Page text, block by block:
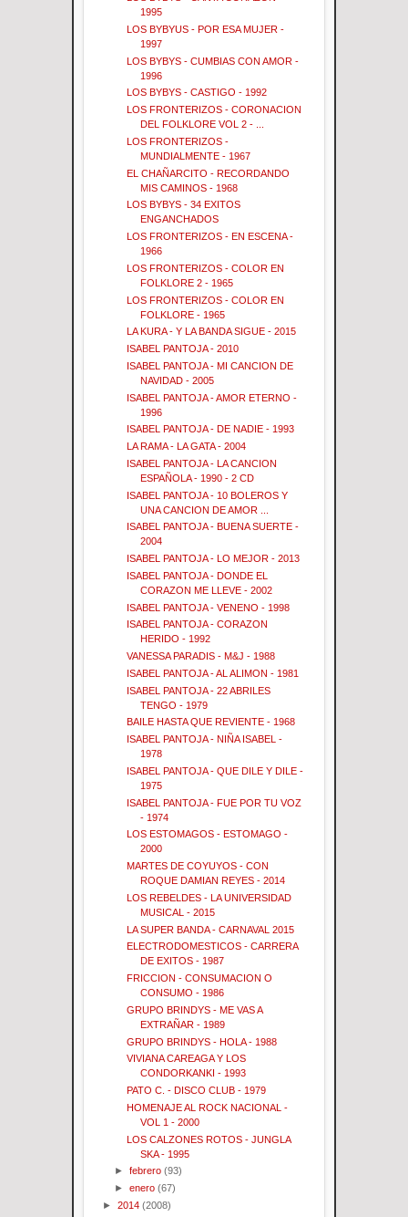
1995
LOS BYBYUS - POR ESA MUJER -
1997
LOS BYBYS - CUMBIAS CON AMOR -
1996
LOS BYBYS - CASTIGO - 1992
LOS FRONTERIZOS - CORONACION
DEL FOLKLORE VOL 2 - ...
LOS FRONTERIZOS -
MUNDIALMENTE - 1967
EL CHAÑARCITO - RECORDANDO
MIS CAMINOS - 1968
LOS BYBYS - 34 EXITOS
ENGANCHADOS
LOS FRONTERIZOS - EN ESCENA -
1966
LOS FRONTERIZOS - COLOR EN
FOLKLORE 2 - 1965
LOS FRONTERIZOS - COLOR EN
FOLKLORE - 1965
LA KURA - Y LA BANDA SIGUE - 2015
ISABEL PANTOJA - 2010
ISABEL PANTOJA - MI CANCION DE
NAVIDAD - 2005
ISABEL PANTOJA - AMOR ETERNO -
1996
ISABEL PANTOJA - DE NADIE - 1993
LA RAMA - LA GATA - 2004
ISABEL PANTOJA - LA CANCION
ESPAÑOLA - 1990 - 2 CD
ISABEL PANTOJA - 10 BOLEROS Y
UNA CANCION DE AMOR ...
ISABEL PANTOJA - BUENA SUERTE -
2004
ISABEL PANTOJA - LO MEJOR - 2013
ISABEL PANTOJA - DONDE EL
CORAZON ME LLEVE - 2002
ISABEL PANTOJA - VENENO - 1998
ISABEL PANTOJA - CORAZON
HERIDO - 1992
VANESSA PARADIS - M&J - 1988
ISABEL PANTOJA - AL ALIMON - 1981
ISABEL PANTOJA - 22 ABRILES
TENGO - 1979
BAILE HASTA QUE REVIENTE - 1968
ISABEL PANTOJA - NIÑA ISABEL -
1978
ISABEL PANTOJA - QUE DILE Y DILE -
1975
ISABEL PANTOJA - FUE POR TU VOZ
- 1974
LOS ESTOMAGOS - ESTOMAGO -
2000
MARTES DE COYUYOS - CON
ROQUE DAMIAN REYES - 2014
LOS REBELDES - LA UNIVERSIDAD
MUSICAL - 2015
LA SUPER BANDA - CARNAVAL 2015
ELECTRODOMESTICOS - CARRERA
DE EXITOS - 1987
FRICCION - CONSUMACION O
CONSUMO - 1986
GRUPO BRINDYS - ME VAS A
EXTRAÑAR - 1989
GRUPO BRINDYS - HOLA - 1988
VIVIANA CAREAGA Y LOS
CONDORKANKI - 1993
PATO C. - DISCO CLUB - 1979
HOMENAJE AL ROCK NACIONAL -
VOL 1 - 2000
LOS CALZONES ROTOS - JUNGLA
SKA - 1995
►febrero (93)
►enero (67)
► 2014 (2008)